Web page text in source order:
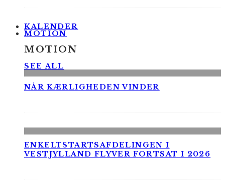
KALENDER
MOTION
MOTION
SEE ALL
NÅR KÆRLIGHEDEN VINDER
ENKELTSTARTSAFDELINGEN I
VESTJYLLAND FLYVER FORTSAT I 2026